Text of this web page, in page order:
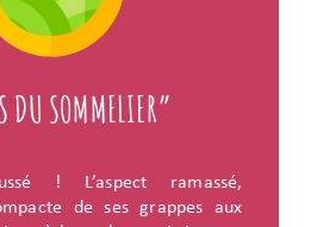
SOMMELIER”
! L’aspect ramassé,
de ses grappes aux